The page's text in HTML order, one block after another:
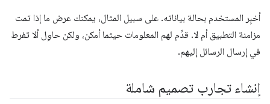
أخبِر المستخدم بحالة بياناته. على سبيل المثال، يمكنك عرض ما إذا تمت
مزامنة التطبيق أم لا. قدِّم لهم المعلومات حيثما أمكن، ولكن حاوِل ألا تفرط
في إرسال الرسائل إليهم.
إنشاء تجارب تصميم شاملة